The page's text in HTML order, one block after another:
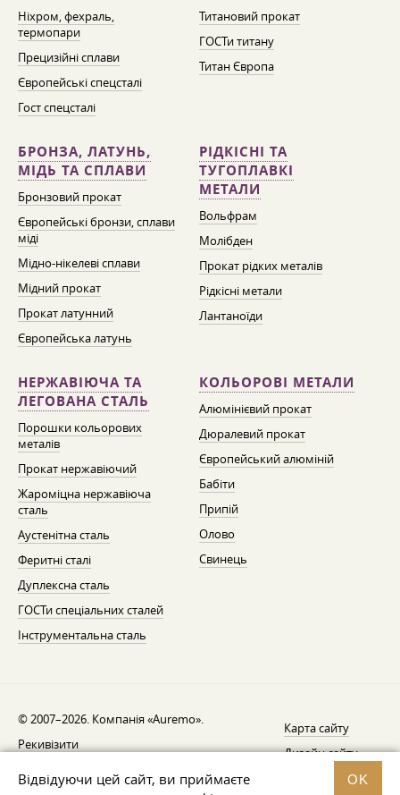
Відвідуючи цей сайт, ви приймаєте
OK
Ніхром, фехраль,
термопари
Прецизійні сплави
Європейські спецсталі
Гост спецсталі
Титановий прокат
ГОСТи титану
Титан Європа
БРОНЗА, ЛАТУНЬ,
МІДЬ ТА СПЛАВИ
Бронзовий прокат
Європейські бронзи, сплави
міді
Мідно-нікелеві сплави
Мідний прокат
Прокат латунний
Європейська латунь
РІДКІСНІ ТА
ТУГОПЛАВКІ
МЕТАЛИ
Вольфрам
Молібден
Прокат рідких металів
Рідкісні метали
Лантаноїди
НЕРЖАВІЮЧА ТА
ЛЕГОВАНА СТАЛЬ
Порошки кольорових
металів
Прокат нержавіючий
Жароміцна нержавіюча
сталь
Аустенітна сталь
Феритні сталі
Дуплексна сталь
ГОСТи спеціальних сталей
Інструментальна сталь
КОЛЬОРОВІ МЕТАЛИ
Алюмінієвий прокат
Дюралевий прокат
Європейський алюміній
Бабіти
Припій
Олово
Свинець
© 2007–2026. Компанія «Auremo».
Рекивізити
Карта сайту
Дизайн сайту —